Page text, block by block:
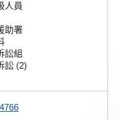
人員
助署
訟組
訟 (2)